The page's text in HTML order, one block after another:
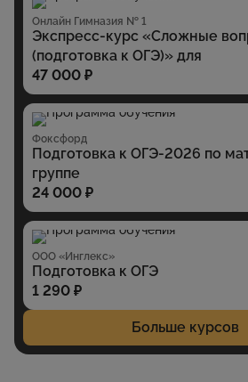
Онлайн Гимназия № 1
Экспресс-курс «Сложные
(подготовка к ОГЭ)» для
47 000 ₽
Фоксфорд
Подготовка к ОГЭ-2026 по
группе
24 000 ₽
ООО «Инглекс»
Подготовка к ОГЭ
1 290 ₽
Больше курсов